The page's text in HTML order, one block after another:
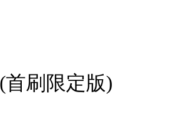
首刷限定版)